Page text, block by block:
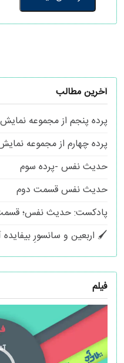
آخرین مطالب
پرده پنجم از مجموعه
پرده چهارم از مجموعه
حدیث نفس -پرده سوم
حدیث نفس قسمت دوم
پادکست: حدیث نفس؛
🖌 اربعین و سانسورِ بیفایده
فیلم
نمایشگر